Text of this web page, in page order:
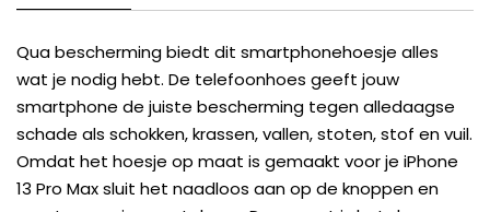
Qua bescherming biedt dit smartphonehoesje alles
wat je nodig hebt. De telefoonhoes geeft jouw
smartphone de juiste bescherming tegen alledaagse
schade als schokken, krassen, vallen, stoten, stof en vuil.
Omdat het hoesje op maat is gemaakt voor je iPhone
13 Pro Max sluit het naadloos aan op de knoppen en